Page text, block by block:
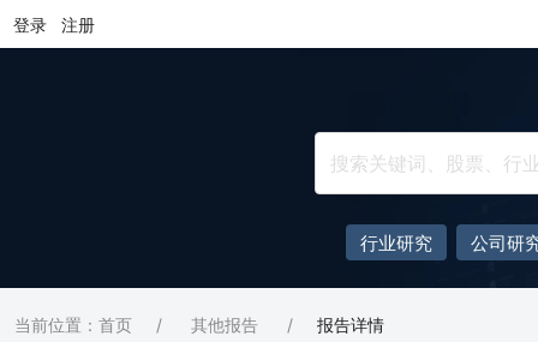
登录 注册
行业研究 公司研
当前位置：首页 / 其他报告 / 报告详情